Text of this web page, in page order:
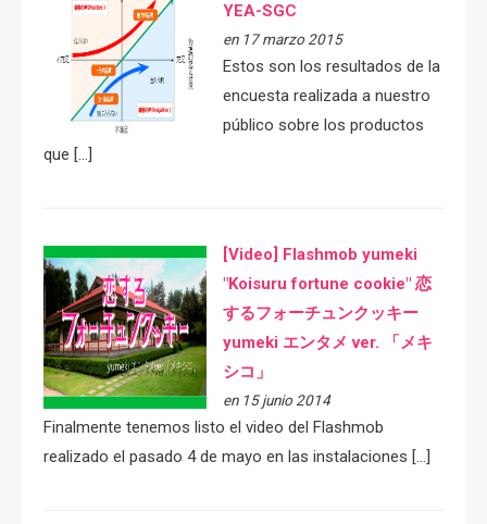
YEA-SGC
en 17 marzo 2015
Estos son los resultados de la
encuesta realizada a nuestro
público sobre los productos
que […]
[Video] Flashmob yumeki
"Koisuru fortune cookie" 恋
するフォーチュンクッキー
yumeki エンタメ ver. 「メキ
シコ」
en 15 junio 2014
Finalmente tenemos listo el video del Flashmob
realizado el pasado 4 de mayo en las instalaciones […]